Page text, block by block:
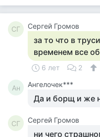
СГ Сергей Громов
за то что в
временем все
6 лет 2
Ан Ангелочек***
Да и борщ и же
СГ Сергей Громов
ни чего